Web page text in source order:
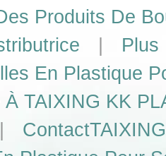
Produits De
Plus
En Plastique
À TAIXING KK